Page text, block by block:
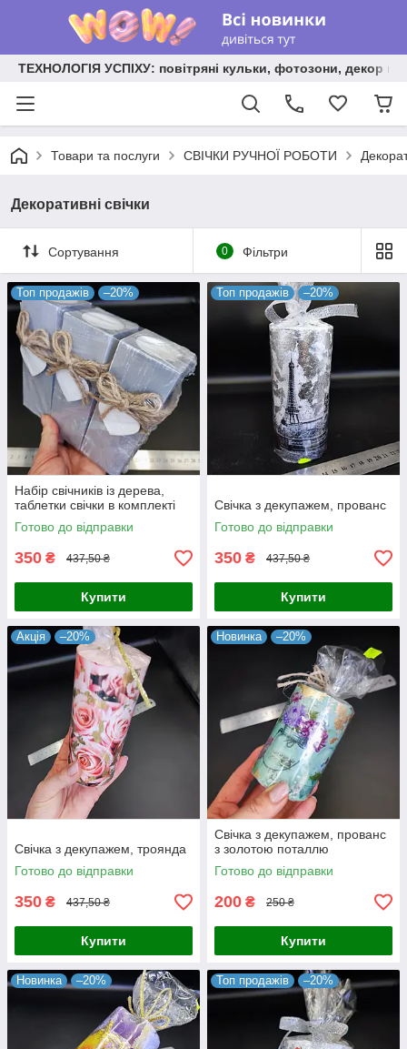
ТЕХНОЛОГІЯ УСПІХУ: повітряні кульки, фотозони, декор на
Товари та послуги СВІЧКИ РУЧНОЇ РОБОТИ
Декоративні свічки
Сортування 0 Фільтри
Топ продажів –20%
Набір свічників із дерева,
таблетки свічки в комплекті
Готово до відправки
350 ₴ 437,50 ₴
Купити
Топ продажів –20%
Свічка з декупажем, прованс
Готово до відправки
350 ₴ 437,50 ₴
Купити
Акція –20%
Свічка з декупажем, троянда
Готово до відправки
350 ₴ 437,50 ₴
Купити
Новинка –20%
Свічка з декупажем, прованс
з золотою поталлю
Готово до відправки
200 ₴ 250 ₴
Купити
Новинка –20% Топ продажів –20%